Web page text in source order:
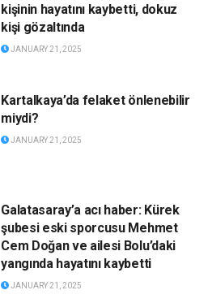
kişinin hayatını kaybetti, dokuz
kişi gözaltında
JANUARY 21, 2025
Kartalkaya’da felaket önlenebilir
miydi?
JANUARY 21, 2025
Galatasaray’a acı haber: Kürek
şubesi eski sporcusu Mehmet
Cem Doğan ve ailesi Bolu’daki
yangında hayatını kaybetti
JANUARY 21, 2025